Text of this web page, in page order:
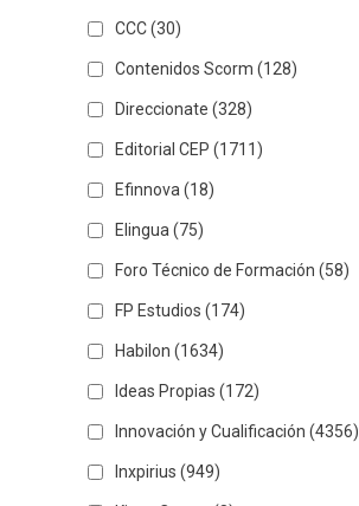
CCC(30)
Contenidos Scorm (128)
Direccionate (328)
Editorial CEP (1711)
Efinnova (18)
Elingua (75)
Foro Técnico de Formación (58)
FP Estudios (174)
Habilon (1634)
Ideas Propias (172)
Innovación y Cualificación (4356)
Inxpirius (949)